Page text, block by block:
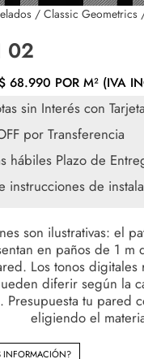
/ Classic Geometrics
02
68.990 POR M² (IVA
sin Interés con
por Transferencia
hábiles Plazo de
instrucciones de
son ilustrativas: el
en paños de 1 m
Los tonos digitales
diferir según la
Presupuesta tu pared
eligiendo el
INFORMACIÓN?